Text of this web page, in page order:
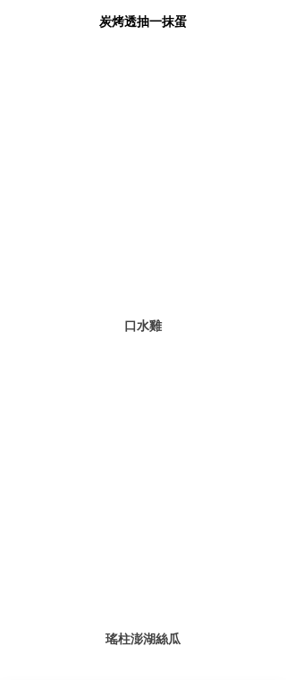
炭烤透抽一抹蛋
口水雞
瑤柱澎湖絲瓜